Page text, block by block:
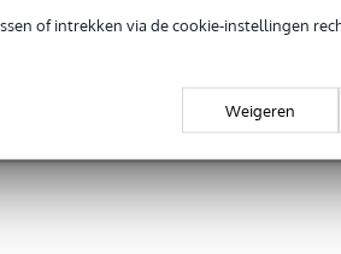
of intrekken via de cookie-instellingen
Weigeren